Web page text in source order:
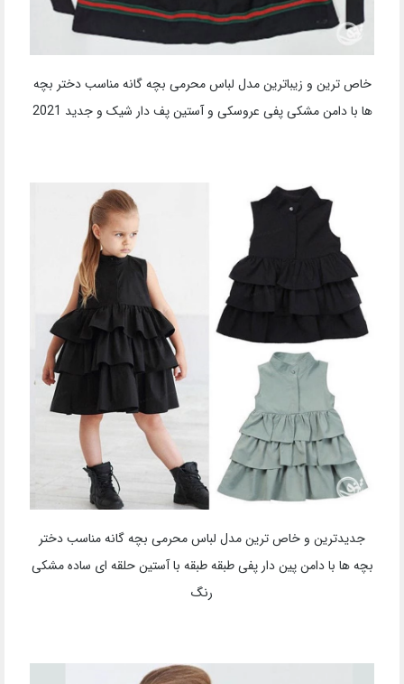
خاص ترین و زیباترین مدل لباس محرمی بچه گانه مناسب دختر بچه
ها با دامن مشکی پفی عروسکی و آستین پف دار شیک و جدید 2021
جدیدترین و خاص ترین مدل لباس محرمی بچه گانه مناسب دختر
بچه ها با دامن پین دار پفی طبقه طبقه با آستین حلقه ای ساده مشکی
رنگ